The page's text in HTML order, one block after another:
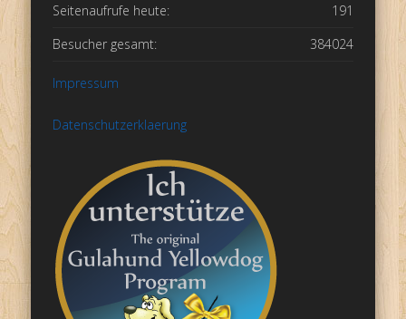
191
Seitenaufrufe heute:
384024
Besucher gesamt:
Impressum
Datenschutzerklaerung